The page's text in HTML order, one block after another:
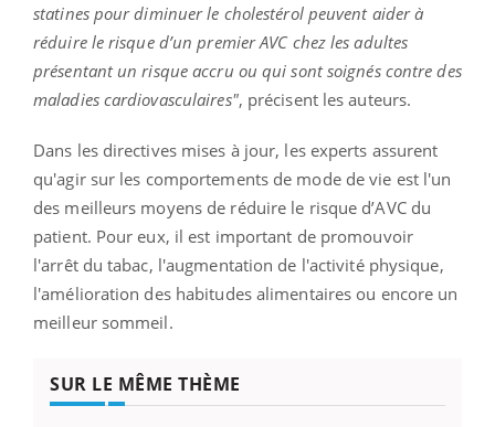
statines pour diminuer le cholestérol peuvent aider à
réduire le risque d’un premier AVC chez les adultes
présentant un risque accru ou qui sont soignés contre des
maladies cardiovasculaires", précisent les auteurs.
Dans les directives mises à jour, les experts assurent
qu'agir sur les comportements de mode de vie est l'un
des meilleurs moyens de réduire le risque d’AVC du
patient. Pour eux, il est important de promouvoir
l'arrêt du tabac, l'augmentation de l'activité physique,
l'amélioration des habitudes alimentaires ou encore un
meilleur sommeil.
SUR LE MÊME THÈME